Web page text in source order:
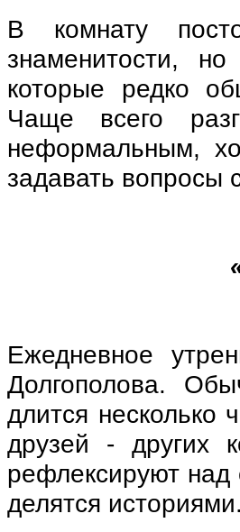
В комнату
знаменитости,
которые редко
Чаще всего
неформальным,
задавать вопросы
Ежедневное
Долгополова.
длится несколько
друзей - других
рефлексируют
делятся историями.